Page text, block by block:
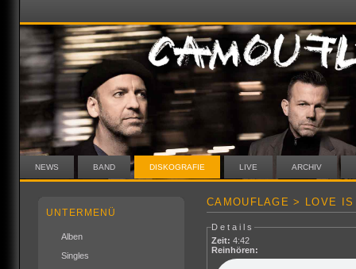
NEWS BAND DISKOGRAFIE LIVE ARCHIV
UNTERMENÜ
Alben
Singles
CAMOUFLAGE > LOVE
Details
Zeit: 4:42
Reinhören: